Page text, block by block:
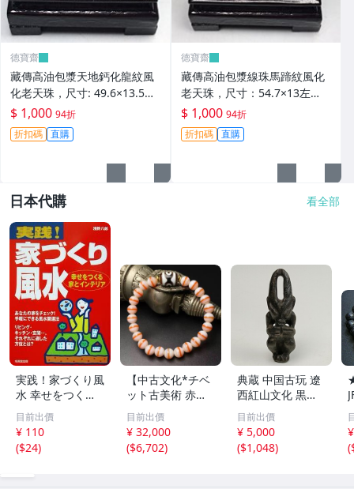
德寶齋
藏傳高油包漿天地鈣化龍紋風
化老天珠，尺寸: 49.6×13.5左
右，材質：瑪瑙， 天珠 瑪瑙
硃砂【德寶齋】406
$ 1,000 94折
折扣碼 直購
德寶齋
藏傳高油包漿線珠馬蹄紋風化
老天珠，尺寸：54.7×13左
右，材質：瑪瑙，玉髓 天珠 瑪
瑙 硃砂【德寶齋】405
$ 1,000 94折
折扣碼 直購
日本代購 看全部
実践！家づくり風
水 幸せをつくる
家とインテリア/
浅野八郎(著者)
目前出價
¥ 110
($24)
【中古文化*チベ
ット古美術 赤縞
天眼瑪瑙丸珠 天
地天珠組み合わせ
ブレスレット 縞
瑪瑙 古玩 アンテ
目前出價
¥ 32,000
($6,702)
典蔵 中国古玩 遼
西紅山文化 黒曜
石 黒皮玉 太陽神
祈祷像 唐物 骨董
品 古美術 古玉 彫
刻 時代物 魔除け
目前出價
¥ 5,000
($1,048)
(